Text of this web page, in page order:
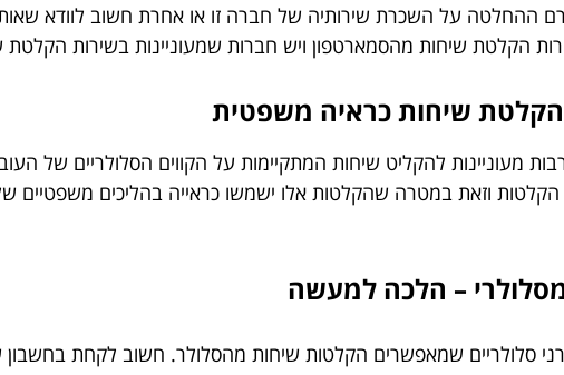
ההחלטה על השכרת שירותיה של חברה זו או אחרת חשוב לוודא
הקלטת שיחות מהסמארטפון ויש חברות שמעוניינות בשירות
הקלטת שיחות כראיה משפטית
מעוניינות להקליט שיחות המתקיימות על הקווים הסלולריים של
הקלטות וזאת במטרה שהקלטות אלו ישמשו כראייה בהליכים משפטיים
– הלכה למעשה
סלולריים שמאפשרים הקלטות שיחות מהסלולר. חשוב לקחת